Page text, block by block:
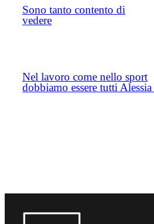
Sono tanto contento di
vedere
Nel lavoro come nello sport
dobbiamo essere tutti